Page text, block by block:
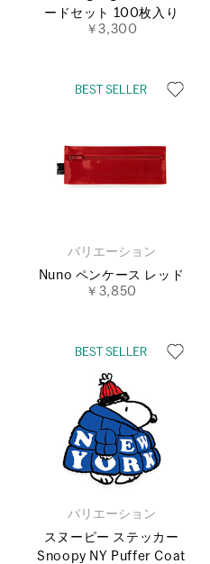
ードセット 100枚入り
￥3,300
バリエーション
Nuno ペンケース レッド
￥3,850
バリエーション
スヌーピー ステッカー
Snoopy NY Puffer Coat